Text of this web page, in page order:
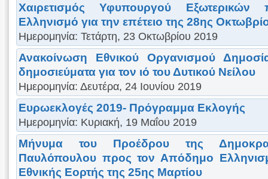
Χαιρετισμός Υφυπουργού
Ελληνισμό για την επέτειο της 28ης
Ημερομηνία: Τετάρτη, 23 Οκτωβρίου 2019
Ανακοίνωση Εθνικού Οργανισμού
δημοσιεύματα για τον ιό του Δυτικού Νείλου
Ημερομηνία: Δευτέρα, 24 Ιουνίου 2019
Ευρωεκλογές 2019- Πρόγραμμα Εκλογής
Ημερομηνία: Κυριακή, 19 Μαΐου 2019
Μήνυμα του Προέδρου της
Παυλόπουλου προς τον Απόδημο
Εθνικής Εορτής της 25ης Μαρτίου